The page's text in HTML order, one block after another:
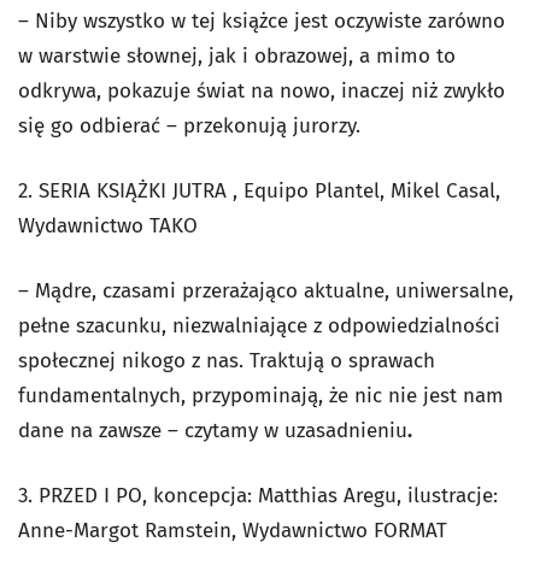
– Niby wszystko w tej książce jest oczywiste zarówno
w warstwie słownej, jak i obrazowej, a mimo to
odkrywa, pokazuje świat na nowo, inaczej niż zwykło
się go odbierać – przekonują jurorzy.
2. SERIA KSIĄŻKI JUTRA , Equipo Plantel, Mikel Casal,
Wydawnictwo TAKO
– Mądre, czasami przerażająco aktualne, uniwersalne,
pełne szacunku, niezwalniające z odpowiedzialności
społecznej nikogo z nas. Traktują o sprawach
fundamentalnych, przypominają, że nic nie jest nam
dane na zawsze – czytamy w uzasadnieniu.
3. PRZED I PO, koncepcja: Matthias Aregu, ilustracje:
Anne-Margot Ramstein, Wydawnictwo FORMAT